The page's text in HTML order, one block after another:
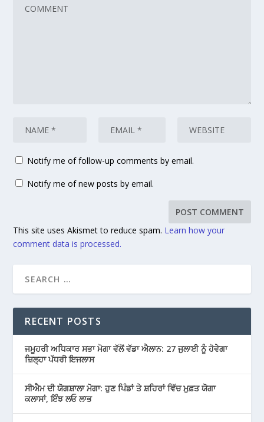
Notify me of follow-up comments by email.
Notify me of new posts by email.
This site uses Akismet to reduce spam. Learn how your
comment data is processed.
RECENT POSTS
ਜਮੂਹਰੀ ਅਧਿਕਾਰ ਸਭਾ ਮੋਗਾ ਵੱਲੋਂ ਵੱਡਾ ਐਲਾਨ: 27 ਜੁਲਾਈ ਨੂੰ ਹੋਵੇਗਾ
ਜ਼ਿਲ੍ਹਾ ਪੱਧਰੀ ਇਜਲਾਸ
ਸੀਐਮ ਦੀ ਯੋਗਸ਼ਾਲਾ ਮੋਗਾ: ਹੁਣ ਪਿੰਡਾਂ ਤੇ ਸ਼ਹਿਰਾਂ ਵਿੱਚ ਮੁਫ਼ਤ ਯੋਗਾ
ਕਲਾਸਾਂ, ਇੰਝ ਲਓ ਲਾਭ